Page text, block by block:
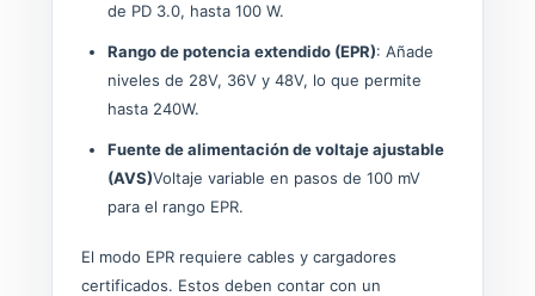
de PD 3.0, hasta 100 W.
Rango de potencia extendido (EPR): Añade
niveles de 28V, 36V y 48V, lo que permite
hasta 240W.
Fuente de alimentación de voltaje ajustable
(AVS)Voltaje variable en pasos de 100 mV
para el rango EPR.
El modo EPR requiere cables y cargadores
certificados. Estos deben contar con un